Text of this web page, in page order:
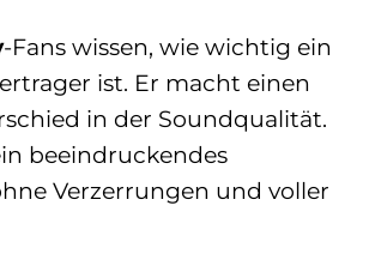
-Fans wissen, wie wichtig ein
ist. Er macht einen
in der Soundqualität.
beeindruckendes
Verzerrungen und voller